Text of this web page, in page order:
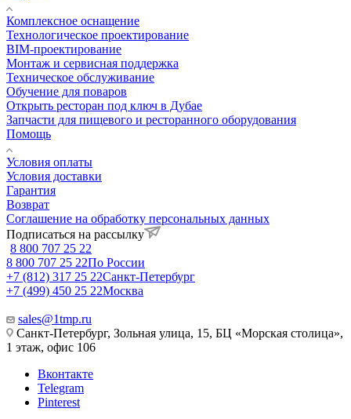
Комплексное оснащение
Технологическое проектирование
BIM-проектирование
Монтаж и сервисная поддержка
Техническое обслуживание
Обучение для поваров
Открыть ресторан под ключ в Дубае
Запчасти для пищевого и ресторанного оборудования
Помощь
Условия оплаты
Условия доставки
Гарантия
Возврат
Соглашение на обработку персональных данных
Подписаться на рассылку
8 800 707 25 22
8 800 707 25 22По России
+7 (812) 317 25 22Санкт-Петербург
+7 (499) 450 25 22Москва
sales@1tmp.ru
Санкт-Петербург, Зольная улица, 15, БЦ «Морская столица»,
1 этаж, офис 106
Вконтакте
Telegram
Pinterest